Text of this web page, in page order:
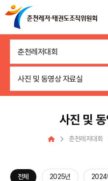
춘천레저대회
사진 및 동영상 자료실
사진 및
춘천레저대회
전체 2025년 2024